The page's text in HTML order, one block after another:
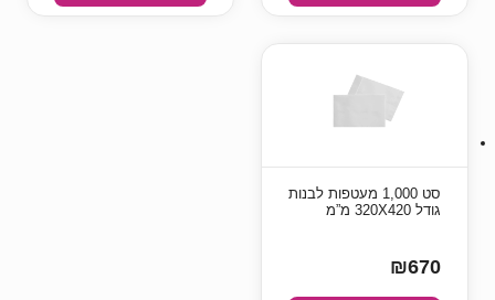
סט 1,000 מעטפות לבנות
גודל 320X420 מ”מ
₪670